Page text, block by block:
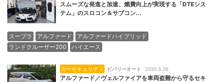
スムーズな発進と加速、燃費向上が実現する「DTEシス
テム」のスロコン＆サブコン...
スープラ アルファード
アルファードハイブリッド
ランドクルーザー200
ハイエース
カーセキュリティ ビバリーオート 2020.5.26
アルファード／ヴェルファイアを車両盗難から守るセキ